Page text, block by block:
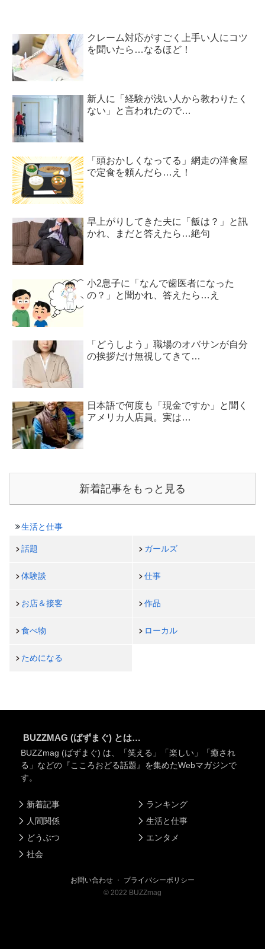
クレーム対応がすごく上手い人にコツ
を聞いたら…なるほど！
新人に「経験が浅い人から教わりたく
ない」と言われたので…
「頭おかしくなってる」網走の洋食屋
で定食を頼んだら…え！
早上がりしてきた夫に「飯は？」と訊
かれ、まだと答えたら…絶句
小2息子に「なんで歯医者になった
の？」と聞かれ、答えたら…え
「どうしよう」職場のオバサンが自分
の挨拶だけ無視してきて…
日本語で何度も「現金ですか」と聞く
アメリカ人店員。実は…
新着記事をもっと見る
生活と仕事
話題 ガールズ
体験談 仕事
お店＆接客 作品
食べ物 ローカル
ためになる
BUZZMAG (ばずまぐ) とは…
BUZZmag (ばずまぐ) は、「笑える」「楽しい」「癒され
る」などの『こころおどる話題』を集めたWebマガジンで
す。
新着記事
人間関係
どうぶつ
社会
ランキング
生活と仕事
エンタメ
お問い合わせ ・ プライバシーポリシー
© 2022 BUZZmag